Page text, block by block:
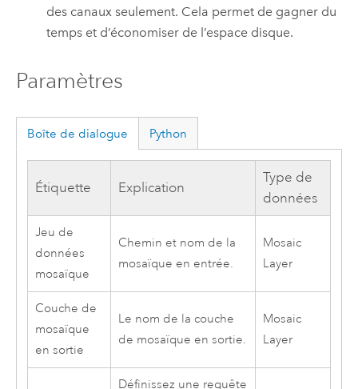
des canaux seulement. Cela permet de gagner du
temps et d’économiser de l’espace disque.
Paramètres
Boîte de dialogue Python
Étiquette Explication
Type de
données
Jeu de
données
mosaïque
Chemin et nom de la
mosaïque en entrée.
Mosaic
Layer
Couche de
mosaïque
en sortie
Le nom de la couche
de mosaïque en sortie.
Mosaic
Layer
Définissez une requête